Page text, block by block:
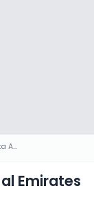
Boleto de Visita Autoguiada al Emirates Stadium del Arsenal FC
Emirates